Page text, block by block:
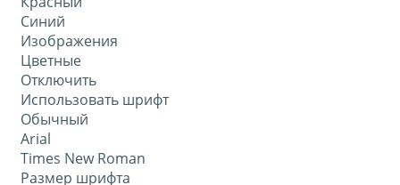
Синий
Изображения
Цветные
Отключить
Использовать шрифт
Обычный
Arial
Times New Roman
Размер шрифта